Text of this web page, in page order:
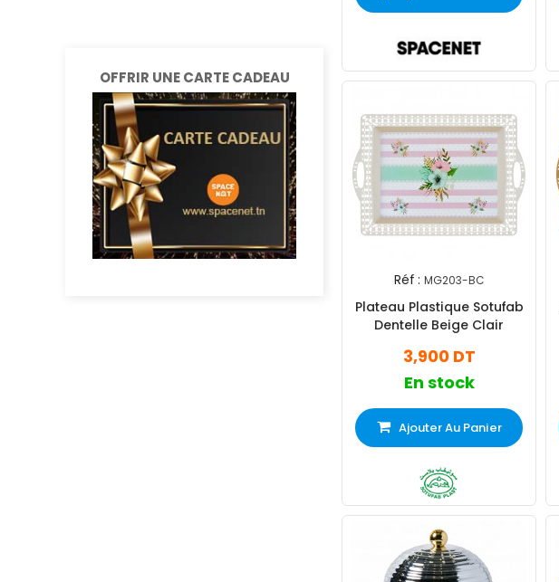
OFFRIR UNE CARTE CADEAU
Réf : MG203-BC
Plateau Plastique Sotufab
Dentelle Beige Clair
3,900 DT
En stock
Ajouter Au Panier